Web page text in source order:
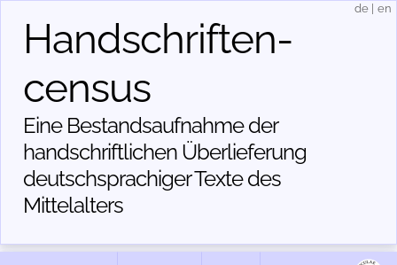
Handschriften­
census
Eine Bestandsaufnahme der
handschriftlichen Über­lieferung
deutschsprachiger Texte des
Mittelalters
de en